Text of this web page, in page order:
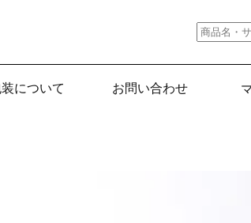
について お問い合わせ